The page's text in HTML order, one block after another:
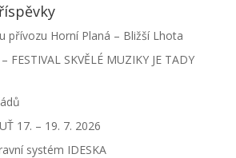
přívozu Horní Planá – Bližší Lhota
FESTIVAL SKVĚLÉ MUZIKY JE TADY
17. – 19. 7. 2026
systém IDESKA